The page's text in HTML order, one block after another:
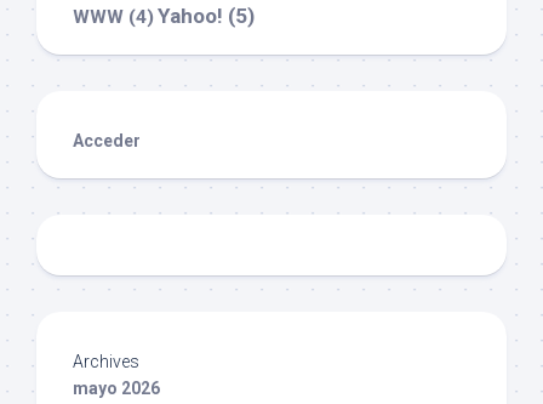
WWW (4)Yahoo! (5)
Acceder
Archives
mayo 2026